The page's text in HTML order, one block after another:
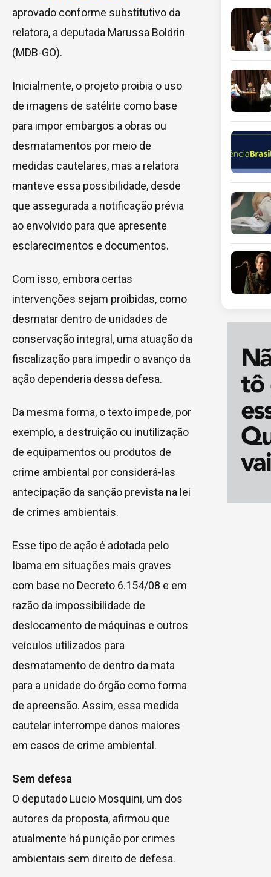
aprovado conforme substitutivo da
relatora, a deputada Marussa Boldrin
(MDB-GO).
Inicialmente, o projeto proibia o uso
de imagens de satélite como base
para impor embargos a obras ou
desmatamentos por meio de
medidas cautelares, mas a relatora
manteve essa possibilidade, desde
que assegurada a notificação prévia
ao envolvido para que apresente
esclarecimentos e documentos.
Com isso, embora certas
intervenções sejam proibidas, como
desmatar dentro de unidades de
conservação integral, uma atuação da
fiscalização para impedir o avanço da
ação dependeria dessa defesa.
Da mesma forma, o texto impede, por
exemplo, a destruição ou inutilização
de equipamentos ou produtos de
crime ambiental por considerá-las
antecipação da sanção prevista na lei
de crimes ambientais.
Esse tipo de ação é adotada pelo
Ibama em situações mais graves
com base no Decreto 6.154/08 e em
razão da impossibilidade de
deslocamento de máquinas e outros
veículos utilizados para
desmatamento de dentro da mata
para a unidade do órgão como forma
de apreensão. Assim, essa medida
cautelar interrompe danos maiores
em casos de crime ambiental.
Sem defesa
O deputado Lucio Mosquini, um dos
autores da proposta, afirmou que
atualmente há punição por crimes
ambientais sem direito de defesa.